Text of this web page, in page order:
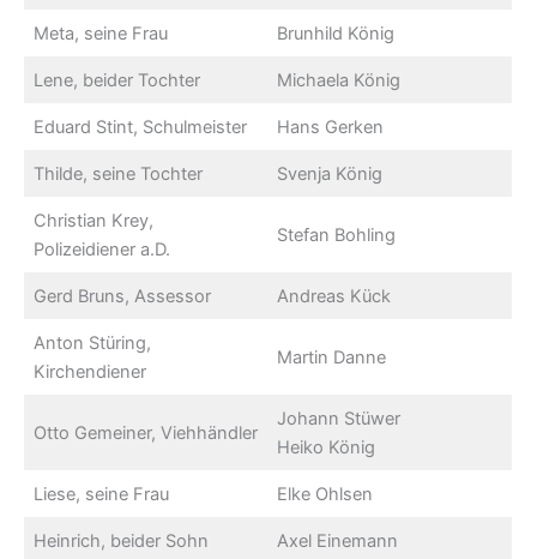
Meta, seine Frau Brunhild König
Lene, beider Tochter Michaela König
Eduard Stint, Schulmeister Hans Gerken
Thilde, seine Tochter Svenja König
Christian Krey,
Polizeidiener a.D.
Stefan Bohling
Gerd Bruns, Assessor Andreas Kück
Anton Stüring,
Kirchendiener
Martin Danne
Otto Gemeiner, Viehhändler
Johann Stüwer
Heiko König
Liese, seine Frau Elke Ohlsen
Heinrich, beider Sohn Axel Einemann